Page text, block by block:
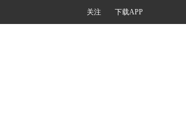
关注 下载APP